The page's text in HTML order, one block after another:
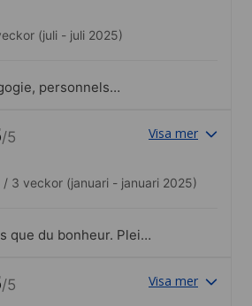
(juli - juli 2025)
personnels
conviviaux en
et sorties,
et la pratique de la
/5 Visa mer
/ 3 veckor (januari - januari 2025)
que du bonheur. Plein
a toujours réussi
/5 Visa mer